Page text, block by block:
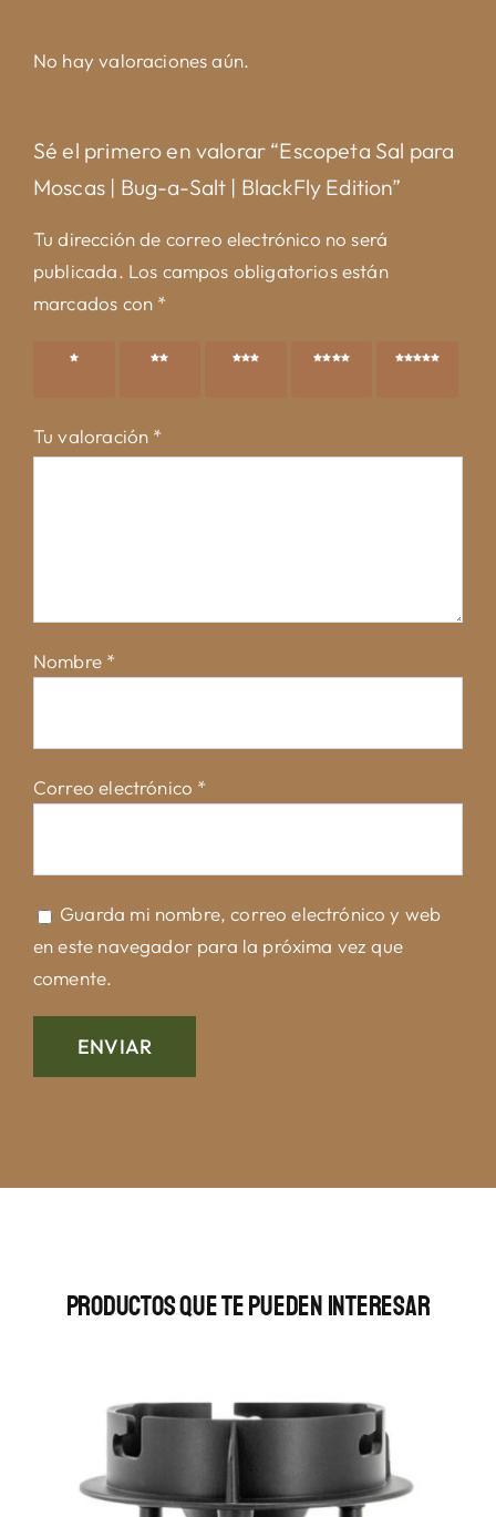
No hay valoraciones aún.
Sé el primero en valorar “Escopeta Sal para
Moscas | Bug-a-Salt | BlackFly Edition”
Tu dirección de correo electrónico no será
publicada. Los campos obligatorios están
marcados con *
1 de 5
2 de 5
3 de 5
4 de 5
5 de 5
Tu valoración *
Nombre *
Correo electrónico *
Guarda mi nombre, correo electrónico y web
en este navegador para la próxima vez que
comente.
Productos Que Te Pueden Interesar